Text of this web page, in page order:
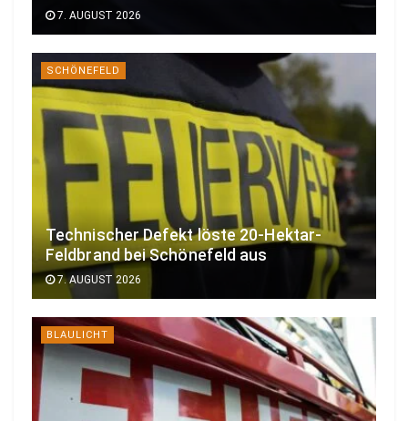
7. AUGUST 2026
SCHÖNEFELD
Technischer Defekt löste 20-Hektar-
Feldbrand bei Schönefeld aus
7. AUGUST 2026
BLAULICHT